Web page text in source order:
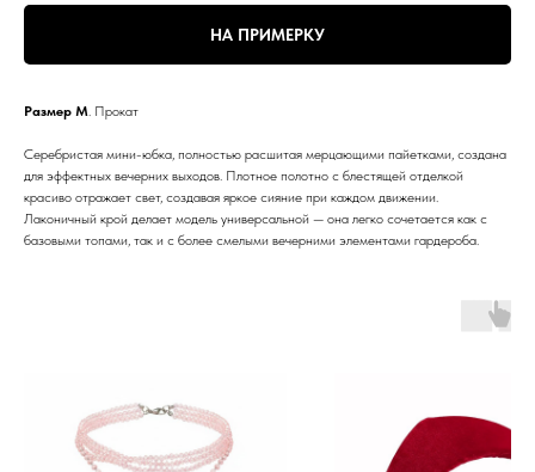
НА ПРИМЕРКУ
Размер M. Прокат
Серебристая мини-юбка, полностью расшитая мерцающими пайетками, создана
для эффектных вечерних выходов. Плотное полотно с блестящей отделкой
красиво отражает свет, создавая яркое сияние при каждом движении.
Лаконичный крой делает модель универсальной — она легко сочетается как с
базовыми топами, так и с более смелыми вечерними элементами гардероба.